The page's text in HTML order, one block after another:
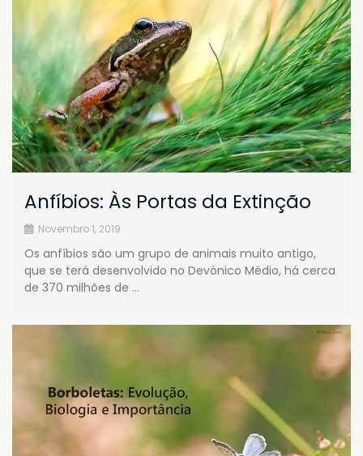
Anfíbios: Às Portas da Extinção
Novembro 1, 2019
Os anfíbios são um grupo de animais muito antigo,
que se terá desenvolvido no Devónico Médio, há cerca
de 370 milhões de …